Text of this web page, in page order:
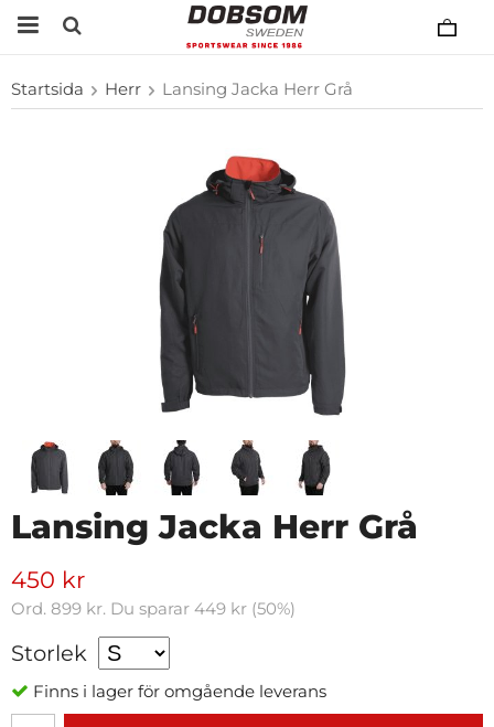
Startsida Herr Lansing Jacka Herr Grå
Lansing Jacka Herr Grå
450 kr
Ord. 899 kr. Du sparar 449 kr (50%)
Storlek
Finns i lager för omgående leverans